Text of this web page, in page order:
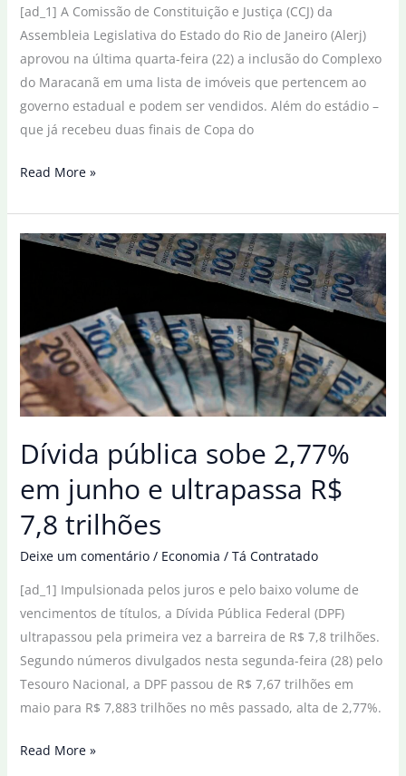
[ad_1] A Comissão de Constituição e Justiça (CCJ) da
Assembleia Legislativa do Estado do Rio de Janeiro (Alerj)
aprovou na última quarta-feira (22) a inclusão do Complexo
do Maracanã em uma lista de imóveis que pertencem ao
governo estadual e podem ser vendidos. Além do estádio –
que já recebeu duas finais de Copa do
Comissão
Alerj
quer
para
pagar
dívida
do
Read More »
Dívida pública sobe 2,77%
em junho e ultrapassa R$
7,8 trilhões
Deixe um comentário / Economia / Tá Contratado
[ad_1] Impulsionada pelos juros e pelo baixo volume de
vencimentos de títulos, a Dívida Pública Federal (DPF)
ultrapassou pela primeira vez a barreira de R$ 7,8 trilhões.
Segundo números divulgados nesta segunda-feira (28) pelo
Tesouro Nacional, a DPF passou de R$ 7,67 trilhões em
maio para R$ 7,883 trilhões no mês passado, alta de 2,77%.
Dívida
Read More »